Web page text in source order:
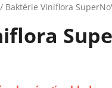
/ Baktérie Viniflora